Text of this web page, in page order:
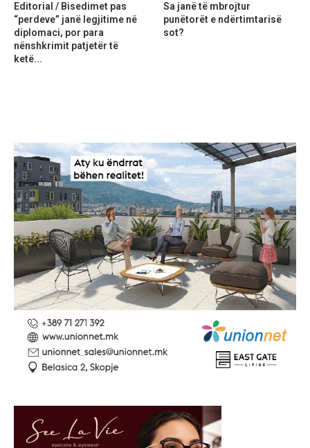
Editorial / Bisedimet pas
“perdeve” janë legjitime në
diplomaci, por para
nënshkrimit patjetër të
ketë...
Sa janë të mbrojtur
punëtorët e ndërtimtarisë
sot?